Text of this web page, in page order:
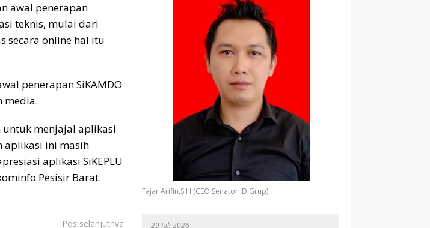
awal penerapan
teknis, mulai dari
secara online hal itu
penerapan SiKAMDO
media.
untuk menjajal aplikasi
aplikasi ini masih
aplikasi SiKEPLU
Pesisir Barat.
Pos selanjutnya
Fajar Arifin,S.H (CEO Senator.ID Grup)
29 Juli 2026